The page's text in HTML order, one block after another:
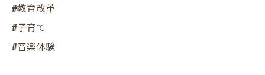
#教育改革
#子育て
#音楽体験